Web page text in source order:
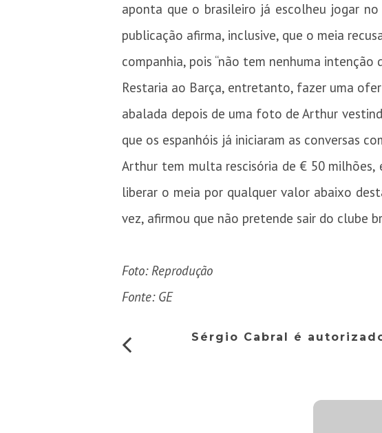
aponta que o brasileiro já escolheu jogar
publicação afirma, inclusive, que o meia
companhia, pois “não tem nenhuma intenção
Restaria ao Barça, entretanto, fazer uma
abalada depois de uma foto de Arthur
que os espanhóis já iniciaram as conversas
Arthur tem multa rescisória de € 50
liberar o meia por qualquer valor abaixo
vez, afirmou que não pretende sair do clube
Foto: Reprodução
Fonte: GE
Sérgio Cabral é